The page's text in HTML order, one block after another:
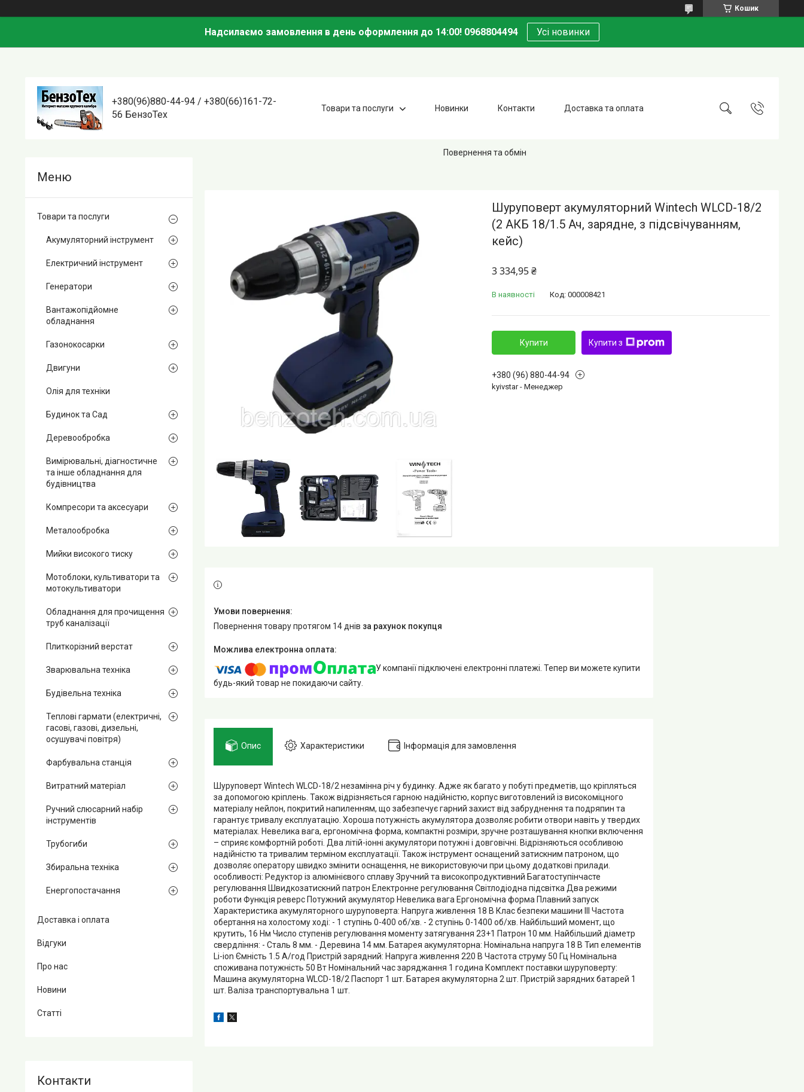
Кошик
Надсилаємо замовлення в день оформлення до 14:00! 0968804494 Усі новинки
+380(96)880-44-94 / +380(66)161-72-
56 БензоТех
Товари та послуги Новинки Контакти Доставка та оплата
Повернення та обмін
Шуруповерт акумуляторний Wintech WLCD-18/2
(2 АКБ 18/1.5 Ач, зарядне, з підсвічуванням,
кейс)
3 334,95 ₴
В наявності Код: 000008421
Купити Купити з
+380 (96) 880-44-94
kyivstar - Менеджер
повернення товару протягом 14 днів за рахунок покупця
У компанії підключені електронні платежі. Тепер ви можете купити
будь-який товар не покидаючи сайту.
Опис Характеристики Інформація для замовлення
Шуруповерт Wintech WLCD-18/2 незамінна річ у будинку. Адже як багато у побуті предметів, що кріпляться
за допомогою кріплень. Також відрізняється гарною надійністю, корпус виготовлений із високоміцного
матеріалу нейлон, покритий напиленням, що забезпечує гарний захист від забруднення та подряпин та
гарантує тривалу експлуатацію. Хороша потужність акумулятора дозволяє робити отвори навіть у твердих
матеріалах. Невелика вага, ергономічна форма, компактні розміри, зручне розташування кнопки включення
– сприяє комфортній роботі. Два літій-іонні акумулятори потужні і довговічні. Відрізняються особливою
надійністю та тривалим терміном експлуатації. Також інструмент оснащений затискним патроном, що
дозволяє оператору швидко змінити оснащення, не використовуючи при цьому додаткові прилади.
особливості: Редуктор із алюмінієвого сплаву Зручний та високопродуктивний Багатоступінчасте
регулювання Швидкозатискний патрон Електронне регулювання Світлодіодна підсвітка Два режими
роботи Функція реверс Потужний акумулятор Невелика вага Ергономічна форма Плавний запуск
Характеристика акумуляторного шуруповерта: Напруга живлення 18 В Клас безпеки машини III Частота
обертання на холостому ході: - 1 ступінь 0-400 об/хв. - 2 ступінь 0-1400 об/хв. Найбільший момент, що
крутить, 16 Нм Число ступенів регулювання моменту затягування 23+1 Патрон 10 мм. Найбільший діаметр
свердління: - Сталь 8 мм. - Деревина 14 мм. Батарея акумуляторна: Номінальна напруга 18 В Тип елементів
Li-ion Ємність 1.5 А/год Пристрій зарядний: Напруга живлення 220 В Частота струму 50 Гц Номінальна
споживана потужність 50 Вт Номінальний час заряджання 1 година Комплект поставки шуруповерту:
Машина акумуляторна WLCD-18/2 Паспорт 1 шт. Батарея акумуляторна 2 шт. Пристрій зарядних батарей 1
шт. Валіза транспортувальна 1 шт.
Товари та послуги
Акумуляторний інструмент
Електричний інструмент
Генератори
Вантажопідйомне
обладнання
Газонокосарки
Двигуни
Олія для техніки
Будинок та Сад
Деревообробка
Вимірювальні, діагностичне
та інше обладнання для
будівництва
Компресори та аксесуари
Металообробка
Мийки високого тиску
Мотоблоки, культиватори та
мотокультиватори
Обладнання для прочищення
труб каналізації
Плиткорізний верстат
Зварювальна техніка
Будівельна техніка
Теплові гармати (електричні,
гасові, газові, дизельні,
осушувачі повітря)
Фарбувальна станція
Витратний матеріал
Ручний слюсарний набір
інструментів
Трубогиби
Збиральна техніка
Енергопостачання
Доставка і оплата
Відгуки
Про нас
Новини
Статті